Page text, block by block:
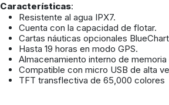
Características:
Resistente al agua IPX7.
Cuenta con la capacidad de flotar.
Cartas náuticas opcionales
Hasta 19 horas en modo GPS.
Almacenamiento interno de memoria
Compatible con micro USB de alta
TFT transflectiva de 65,000 colores